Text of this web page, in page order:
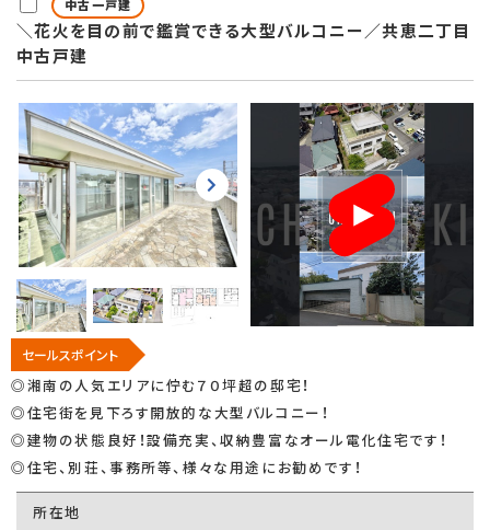
中古一戸建
＼花火を目の前で鑑賞できる大型バルコニー／共恵二丁目
中古戸建
セールスポイント
◎湘南の人気エリアに佇む７０坪超の邸宅！
◎住宅街を見下ろす開放的な大型バルコニー！
◎建物の状態良好！設備充実、収納豊富なオール電化住宅です！
◎住宅、別荘、事務所等、様々な用途にお勧めです！
所在地